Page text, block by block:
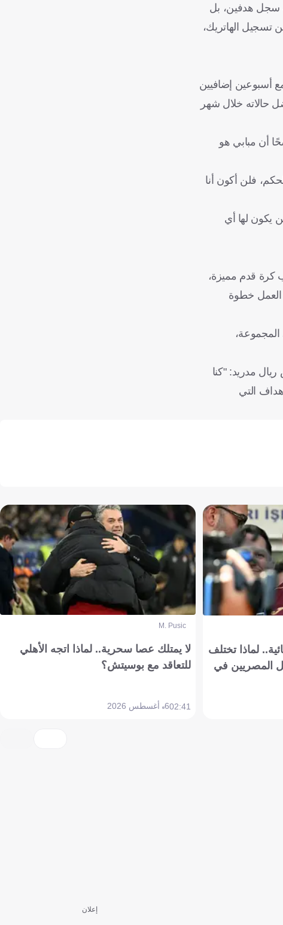
سجل هدفين، بل
تسجيل الهاتريك،
أسبوعين إضافيين
حالاته خلال شهر
أن مبابي هو
فلن أكون أنا
يكون لها أي
كرة قدم مميزة،
العمل خطوة
100 في الدوري الإسباني بقميص ريال مدريد: "كنا
التي
لماذا تختلف
المصريين في
M. Pusic
لا يمتلك عصا سحرية.. لماذا اتجه الأهلي
للتعاقد مع بوسيتش؟
02:416 أغسطس 2026
إعلان